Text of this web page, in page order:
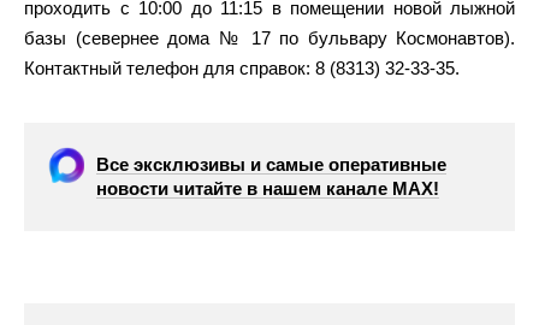
проходить с 10:00 до 11:15 в помещении новой лыжной
базы (севернее дома № 17 по бульвару Космонавтов).
Контактный телефон для справок: 8 (8313) 32-33-35.
Все эксклюзивы и самые оперативные
новости читайте в нашем канале МАХ!